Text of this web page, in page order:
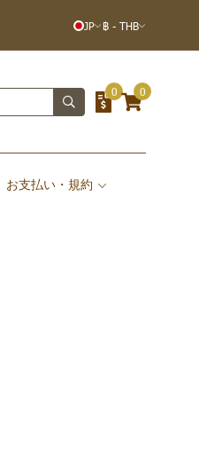
JP ฿ - THB
0 0
お支払い・規約